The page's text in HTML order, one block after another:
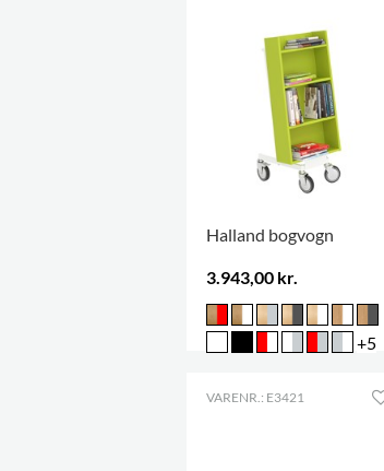
Halland bogvogn
3.943,00 kr.
+5
VARENR.: E3421